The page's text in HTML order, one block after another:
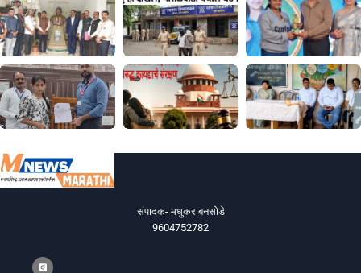
संपादक- मधुकर बनसोडे
9604752782